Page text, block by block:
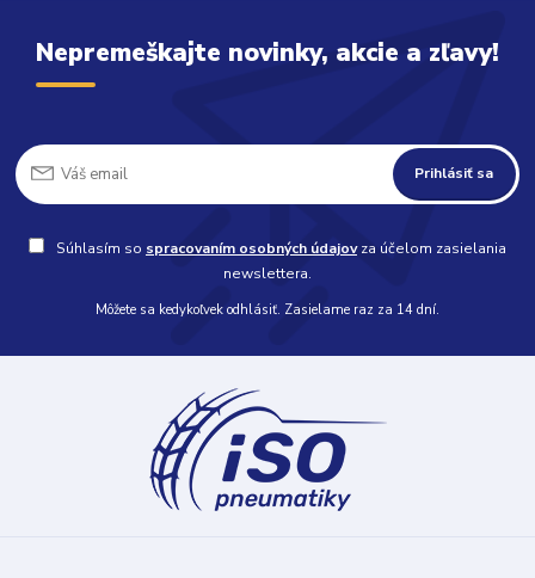
Nepremeškajte novinky, akcie a zľavy!
Prihlásiť sa
Súhlasím so spracovaním osobných údajovza účelom zasielania
newslettera.
Môžete sa kedykoľvek odhlásiť. Zasielame raz za 14 dní.